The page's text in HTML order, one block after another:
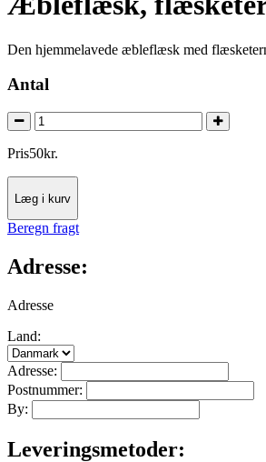
Den hjemmelavede æbleflæsk med
Antal
Pris50kr.
Læg i kurv
Beregn fragt
Adresse:
Adresse
Land:
Adresse:
Postnummer:
By:
Leveringsmetoder: